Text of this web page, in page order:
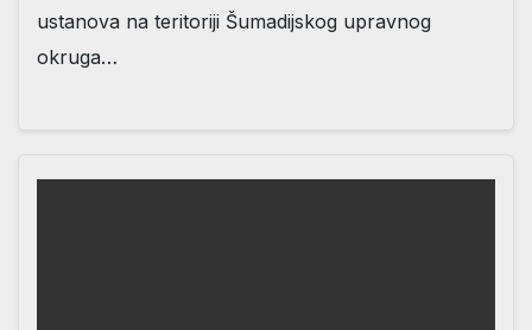
ustanova na teritoriji Šumadijskog upravnog
okruga…